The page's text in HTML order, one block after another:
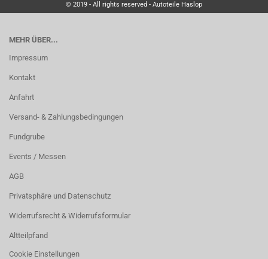
© 2019 - All rights reserved - Autoteile Haslop
MEHR ÜBER...
Impressum
Kontakt
Anfahrt
Versand- & Zahlungsbedingungen
Fundgrube
Events / Messen
AGB
Privatsphäre und Datenschutz
Widerrufsrecht & Widerrufsformular
Altteilpfand
Cookie Einstellungen